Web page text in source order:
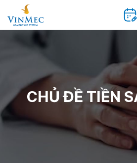
CHỦ ĐỀ TIỀN